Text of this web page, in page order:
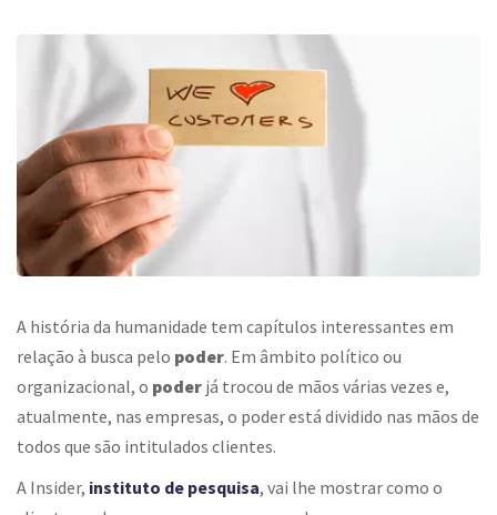
A história da humanidade tem capítulos interessantes em
relação à busca pelo poder. Em âmbito político ou
organizacional, o poder já trocou de mãos várias vezes e,
atualmente, nas empresas, o poder está dividido nas mãos de
todos que são intitulados clientes.
A Insider, instituto de pesquisa, vai lhe mostrar como o